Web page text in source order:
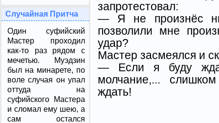
Случайная Притча
Один суфийский
Мастер проходил
как-то раз рядом с
мечетью. Муэдзин
был на минарете, по
воле случая он упал
оттуда на
суфийского Мастера
и сломал ему шею, а
сам остался
запротестовал:
— Я не произнёс
позволили мне
удар?
Мастер засмеялся и
— Если я буду
молчание,...
ждать!